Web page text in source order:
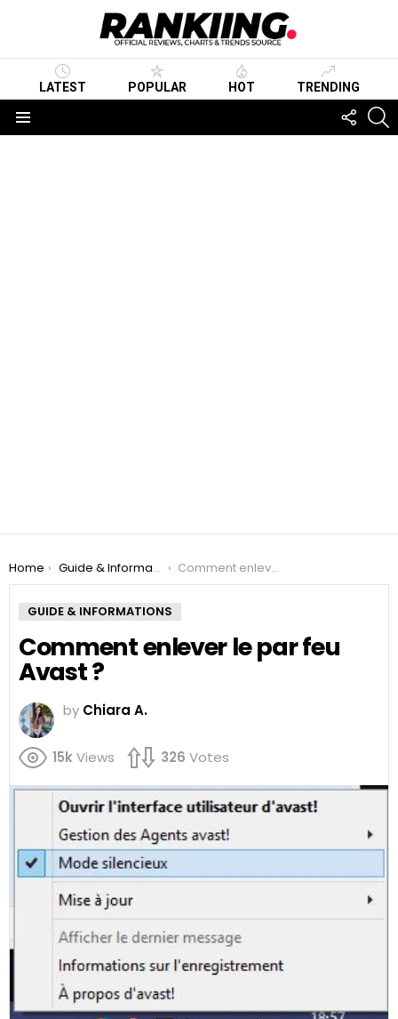
LATEST POPULAR HOT TRENDING
US
You are here:
Home Guide & Informations Comment enlever le par feu Avast ?
GUIDE & INFORMATIONS
Comment enlever le par feu
Avast ?
by Chiara A.
15kViews 326 Votes